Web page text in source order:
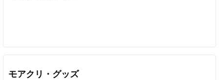
モアクリ・グッズ